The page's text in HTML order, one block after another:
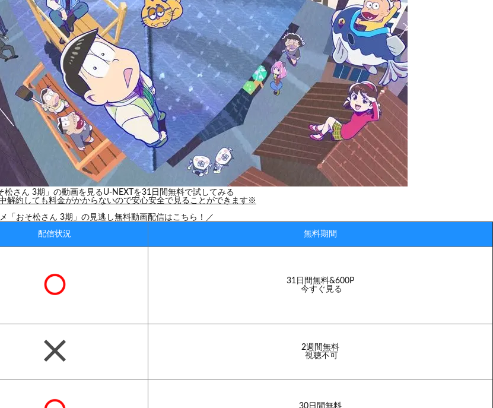
松さん 3期」の動画を見るU-NEXTを31日間無料で試してみる
解約しても料金がかからないので安心安全で見ることができます※
「おそ松さん 3期」の見逃し無料動画配信はこちら！／
配信状況 無料期間
31日間無料&600P
今すぐ見る
2週間無料
視聴不可
30日間無料